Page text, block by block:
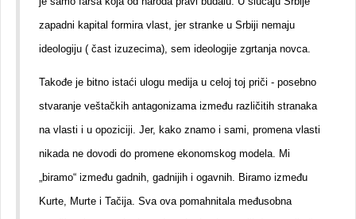
zapadni kapital formira vlast, jer stranke u Srbiji nemaju
ideologiju ( čast izuzecima), sem ideologije zgrtanja novca.
Takođe je bitno istaći ulogu medija u celoj toj priči - posebno
stvaranje veštačkih antagonizama između različitih stranaka
na vlasti i u opoziciji. Jer, kako znamo i sami, promena vlasti
nikada ne dovodi do promene ekonomskog modela. Mi
„biramo“ između gadnih, gadnijih i ogavnih. Biramo između
Kurte, Murte i Tačija. Sva ova pomahnitala međusobna